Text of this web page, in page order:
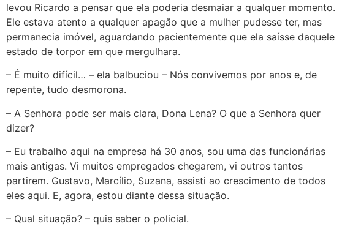
levou Ricardo a pensar que ela poderia desmaiar a qualquer momento.
Ele estava atento a qualquer apagão que a mulher pudesse ter, mas
permanecia imóvel, aguardando pacientemente que ela saísse daquele
estado de torpor em que mergulhara.
– É muito difícil… – ela balbuciou – Nós convivemos por anos e, de
repente, tudo desmorona.
– A Senhora pode ser mais clara, Dona Lena? O que a Senhora quer
dizer?
– Eu trabalho aqui na empresa há 30 anos, sou uma das funcionárias
mais antigas. Vi muitos empregados chegarem, vi outros tantos
partirem. Gustavo, Marcílio, Suzana, assisti ao crescimento de todos
eles aqui. E, agora, estou diante dessa situação.
– Qual situação? – quis saber o policial.